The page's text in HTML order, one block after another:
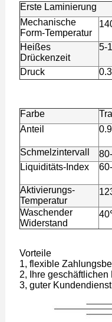
Erste Laminierung
Mechanische
Form-Temperatur
Heißes
Drückenzeit
5-
Druck
Farbe
Anteil
Schmelzintervall
Liquiditäts-Index
Aktivierungs-
Temperatur
Waschender
Widerstand
Vorteile
1, flexible
2, Ihre
3, guter